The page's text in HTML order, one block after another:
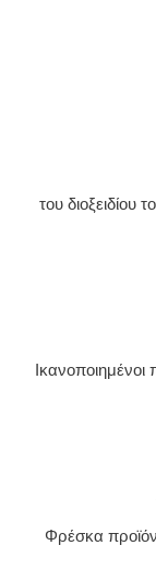
του διοξειδίου
Ικανοποιημένοι
Φρέσκα